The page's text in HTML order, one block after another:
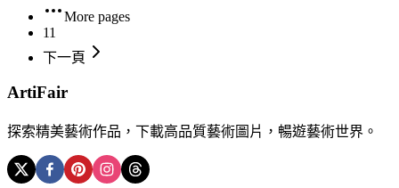
More pages
11
下一頁
ArtiFair
探索精美藝術作品，下載高品質藝術圖片，暢遊藝術世界。